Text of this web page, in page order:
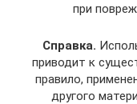
при
Справка.
приводит к
правило,
другого